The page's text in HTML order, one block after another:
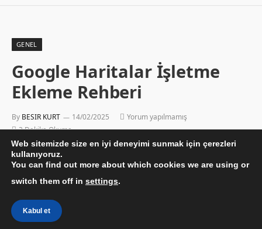
GENEL
Google Haritalar İşletme
Ekleme Rehberi
By BESIR KURT 14/02/2025
Yorum yapılmamış
3 Dakika Okuma
Web sitemizde size en iyi deneyimi sunmak için çerezleri
kullanıyoruz.
You can find out more about which cookies we are using or
switch them off in settings.
Kabul et